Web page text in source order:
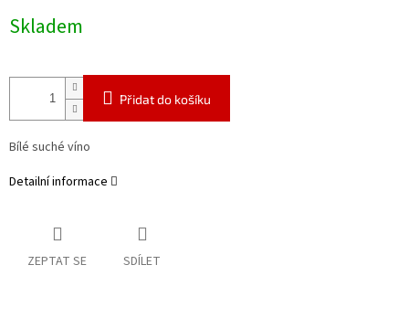
cena:
Skladem
Přidat do košíku
Bílé suché víno
Detailní informace
ZEPTAT SE SDÍLET